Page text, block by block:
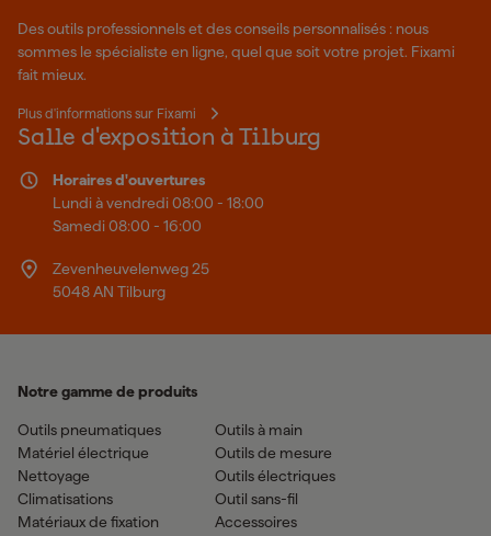
Des outils professionnels et des conseils personnalisés : nous
sommes le spécialiste en ligne, quel que soit votre projet. Fixami
fait mieux.
Plus d'informations sur Fixami
Salle d'exposition à Tilburg
Horaires d'ouvertures
Lundi à vendredi 08:00 - 18:00
Samedi 08:00 - 16:00
Zevenheuvelenweg 25
5048 AN Tilburg
Notre gamme de produits
Outils pneumatiques
Matériel électrique
Nettoyage
Climatisations
Matériaux de fixation
Outils à main
Outils de mesure
Outils électriques
Outil sans-fil
Accessoires